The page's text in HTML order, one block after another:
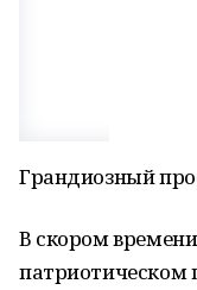
Грандиозный
В скором
патриотическом